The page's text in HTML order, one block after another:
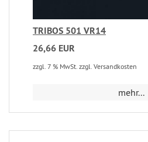
TRIBOS 501 VR14
26,66 EUR
zzgl. 7 % MwSt. zzgl. Versandkosten
mehr...